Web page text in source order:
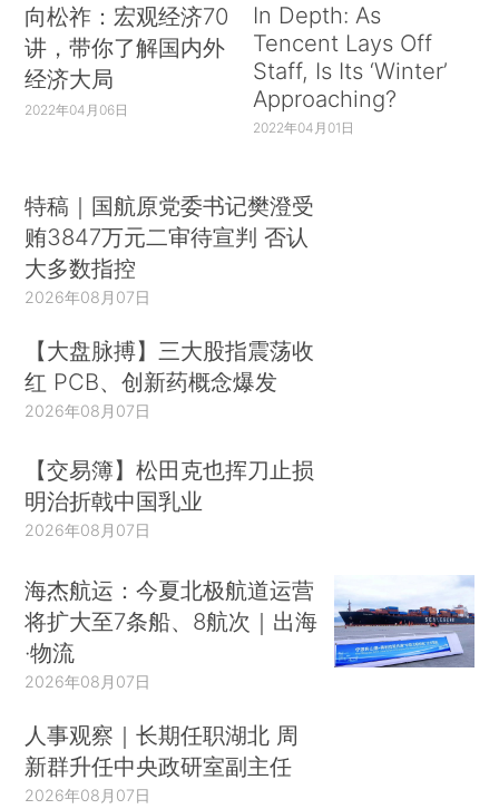
向松祚：宏观经济70
讲，带你了解国内外
经济大局
2022年04月06日
In Depth: As
Tencent Lays Off
Staff, Is Its ‘Winter’
Approaching?
2022年04月01日
特稿｜国航原党委书记樊澄受
贿3847万元二审待宣判 否认
大多数指控
2026年08月07日
【大盘脉搏】三大股指震荡收
红 PCB、创新药概念爆发
2026年08月07日
【交易簿】松田克也挥刀止损
明治折戟中国乳业
2026年08月07日
海杰航运：今夏北极航道运营
将扩大至7条船、8航次｜出海
·物流
2026年08月07日
人事观察｜长期任职湖北 周
新群升任中央政研室副主任
2026年08月07日